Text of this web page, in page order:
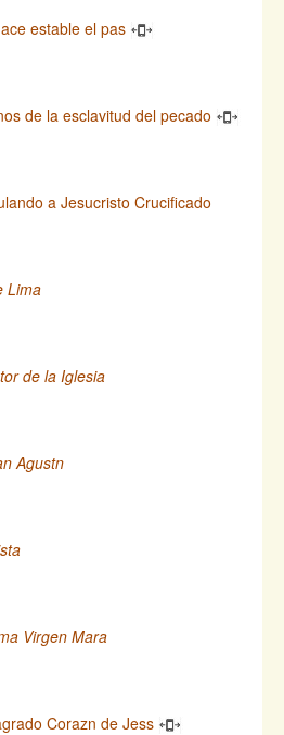
estable el pas
de la esclavitud del pecado
a Jesucristo Crucificado
Lima
de la Iglesia
Agustn
Virgen Mara
Corazn de Jess